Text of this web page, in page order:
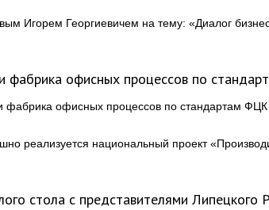
Игорем Георгиевичем на тему: «Диалог
фабрика офисных процессов по
реализуется национальный проект
стола с представителями